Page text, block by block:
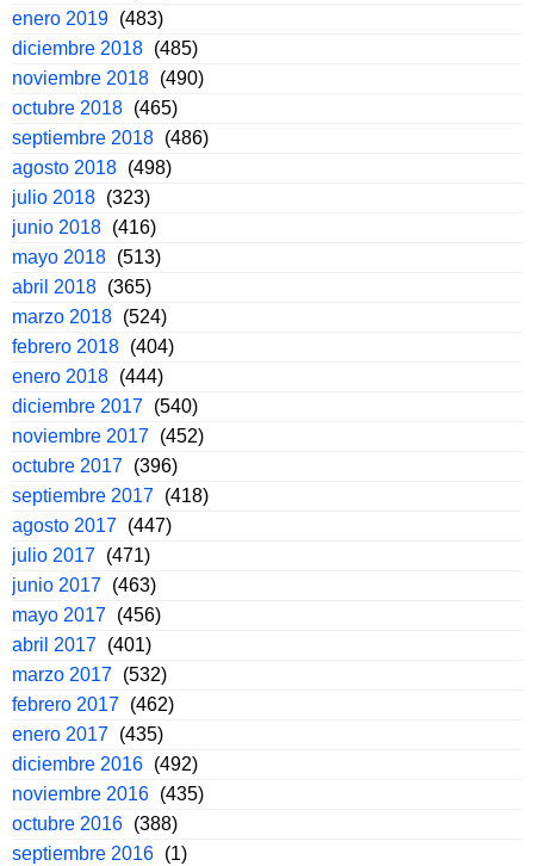
enero 2019 (483)
diciembre 2018 (485)
noviembre 2018 (490)
octubre 2018 (465)
septiembre 2018 (486)
agosto 2018 (498)
julio 2018 (323)
junio 2018 (416)
mayo 2018 (513)
abril 2018 (365)
marzo 2018 (524)
febrero 2018 (404)
enero 2018 (444)
diciembre 2017 (540)
noviembre 2017 (452)
octubre 2017 (396)
septiembre 2017 (418)
agosto 2017 (447)
julio 2017 (471)
junio 2017 (463)
mayo 2017 (456)
abril 2017 (401)
marzo 2017 (532)
febrero 2017 (462)
enero 2017 (435)
diciembre 2016 (492)
noviembre 2016 (435)
octubre 2016 (388)
septiembre 2016 (1)